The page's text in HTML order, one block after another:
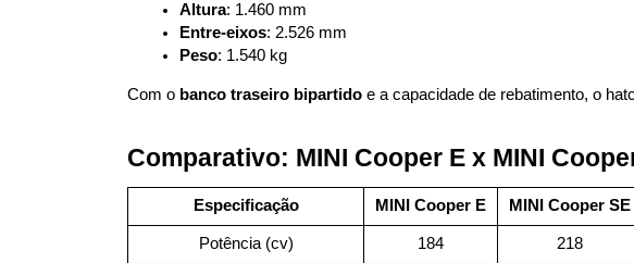
Altura: 1.460 mm
Entre-eixos: 2.526 mm
Peso: 1.540 kg
Com o banco traseiro bipartido e a capacidade de rebatimento, o
Comparativo: MINI Cooper E x MINI
Especificação MINI Cooper E MINI Cooper SE
Potência (cv) 184 218